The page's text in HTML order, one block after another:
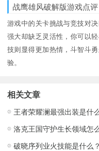
战鹰雄风破解版游戏点评
游戏中的关卡挑战与竞技对
强大却缺乏灵活性，你可以
技则显得更加热情，斗智斗
验。
相关文章
破晓序列业火技能是什么